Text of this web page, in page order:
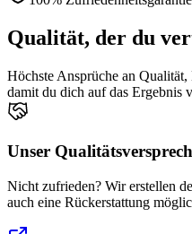
Qualität, der du
Höchste Ansprüche an
damit du dich auf das Ergebnis
Unser
Nicht zufrieden? Wir erstellen
auch eine Rückerstattung